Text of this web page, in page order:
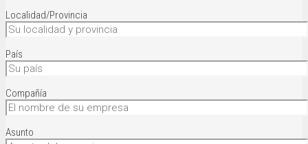
Localidad/Provincia
País
Compañía
Asunto